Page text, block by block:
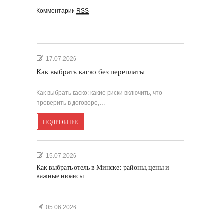
Комментарии RSS
17.07.2026
Как выбрать каско без переплаты
Как выбрать каско: какие риски включить, что
проверить в договоре,…
ПОДРОБНЕЕ
15.07.2026
Как выбрать отель в Минске: районы, цены и
важные нюансы
05.06.2026